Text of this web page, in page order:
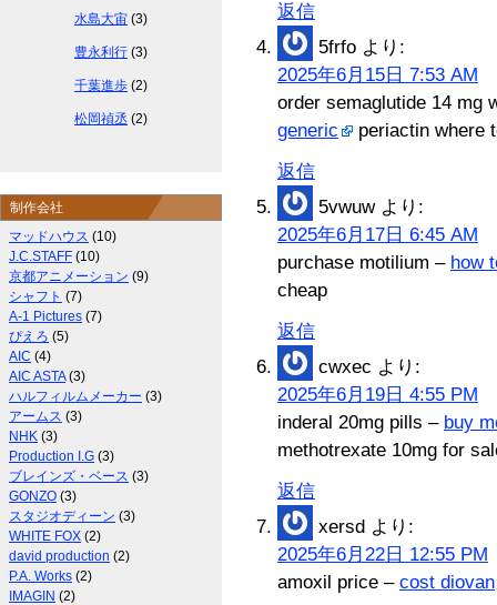
返信
5frfo より:
2025年6月15日 7:53 AM
order semaglutide 14 mg
generic
periactin where
返信
5vwuw より:
2025年6月17日 6:45 AM
purchase motilium – how
cheap
返信
cwxec より:
2025年6月19日 4:55 PM
inderal 20mg pills – buy
methotrexate 10mg for
返信
xersd より:
2025年6月22日 12:55 PM
amoxil price – cost diovan
水島大宙 (3)
豊永利行 (3)
千葉進歩 (2)
松岡禎丞 (2)
制作会社
マッドハウス (10)
J.C.STAFF (10)
京都アニメーション (9)
シャフト (7)
A-1 Pictures (7)
ぴえろ (5)
AIC (4)
AIC ASTA(3)
ハルフィルムメーカー (3)
アームス (3)
NHK (3)
Production I.G (3)
ブレインズ・ベース (3)
GONZO (3)
スタジオディーン (3)
WHITE FOX (2)
david production (2)
P.A. Works (2)
IMAGIN (2)